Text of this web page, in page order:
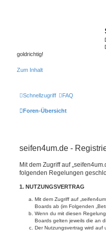
goldrichtig!
Zum Inhalt
Schnellzugriff FAQ
Foren-Übersicht
seifen4um.de -
Mit dem Zugriff auf
folgenden Regelungen
1. NUTZUNGSVERTRAG
Mit dem Zugriff auf
Boards ab (im Folgenden
Wenn du mit diesen
Boards gelten jeweils die an
Der Nutzungsvertrag wird